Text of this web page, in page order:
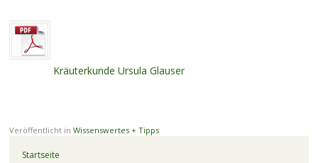
Kräuterkunde Ursula Glauser
Veröffentlicht in Wissenswertes + Tipps
Startseite